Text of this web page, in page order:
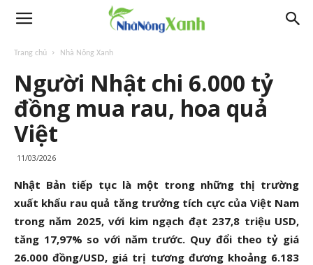
Trang chủ Nhà Nông Xanh
Người Nhật chi 6.000 tỷ
đồng mua rau, hoa quả
Việt
11/03/2026
Nhật Bản tiếp tục là một trong những thị trường
xuất khẩu rau quả tăng trưởng tích cực của Việt Nam
trong năm 2025, với kim ngạch đạt 237,8 triệu USD,
tăng 17,97% so với năm trước. Quy đổi theo tỷ giá
26.000 đồng/USD, giá trị tương đương khoảng 6.183